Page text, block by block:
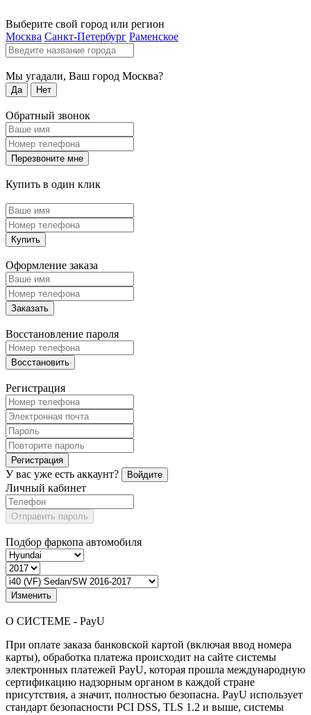
Выберите свой город или регион
Москва Санкт-Петербург Раменское
Мы угадали, Ваш город Москва?
Да Нет
Обратный звонок
Перезвоните мне
Купить в один клик
Купить
Оформление заказа
Заказать
Восстановление пароля
Восстановить
Регистрация
Регистрация
У вас уже есть аккаунт? Войдите
Личный кабинет
Отправить пароль
Подбор фаркопа автомобиля
Изменить
О СИСТЕМЕ - PayU
При оплате заказа банковской картой (включая ввод номера
карты), обработка платежа происходит на сайте системы
электронных платежей PayU, которая прошла международную
сертификацию надзорным органом в каждой стране
присутствия, а значит, полностью безопасна. PayU использует
стандарт безопасности PCI DSS, TLS 1.2 и выше, системы